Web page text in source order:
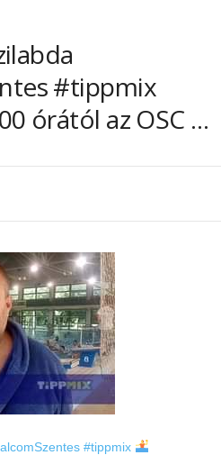
#tippmix
órától az OSC …
#tippmix